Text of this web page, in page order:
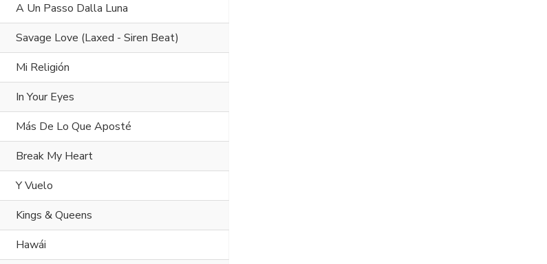
A Un Passo Dalla Luna
Savage Love (Laxed - Siren Beat)
Mi Religión
In Your Eyes
Más De Lo Que Aposté
Break My Heart
Y Vuelo
Kings & Queens
Hawái